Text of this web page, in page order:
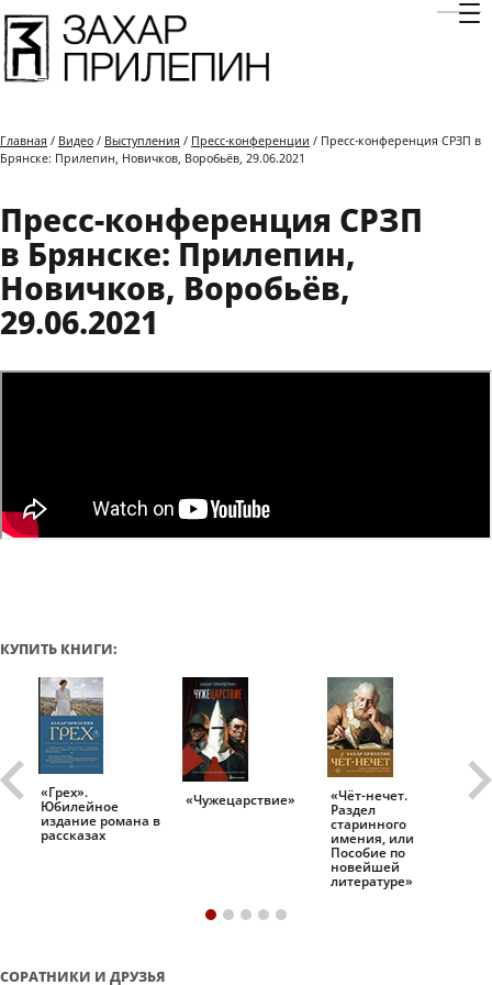
Главная / Видео / Выступления / Пресс-конференции / Пресс-конференция СРЗП в
Брянске: Прилепин, Новичков, Воробьёв, 29.06.2021
Пресс-конференция СРЗП
в Брянске: Прилепин,
Новичков, Воробьёв,
29.06.2021
КУПИТЬ КНИГИ:
«Грех».
Юбилейное
издание романа в
рассказах
«Чужецарствие» «Чёт-нечет.
Раздел
старинного
имения, или
Пособие по
новейшей
литературе»
СОРАТНИКИ И ДРУЗЬЯ